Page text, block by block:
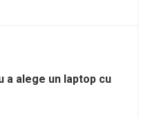
a alege un laptop cu